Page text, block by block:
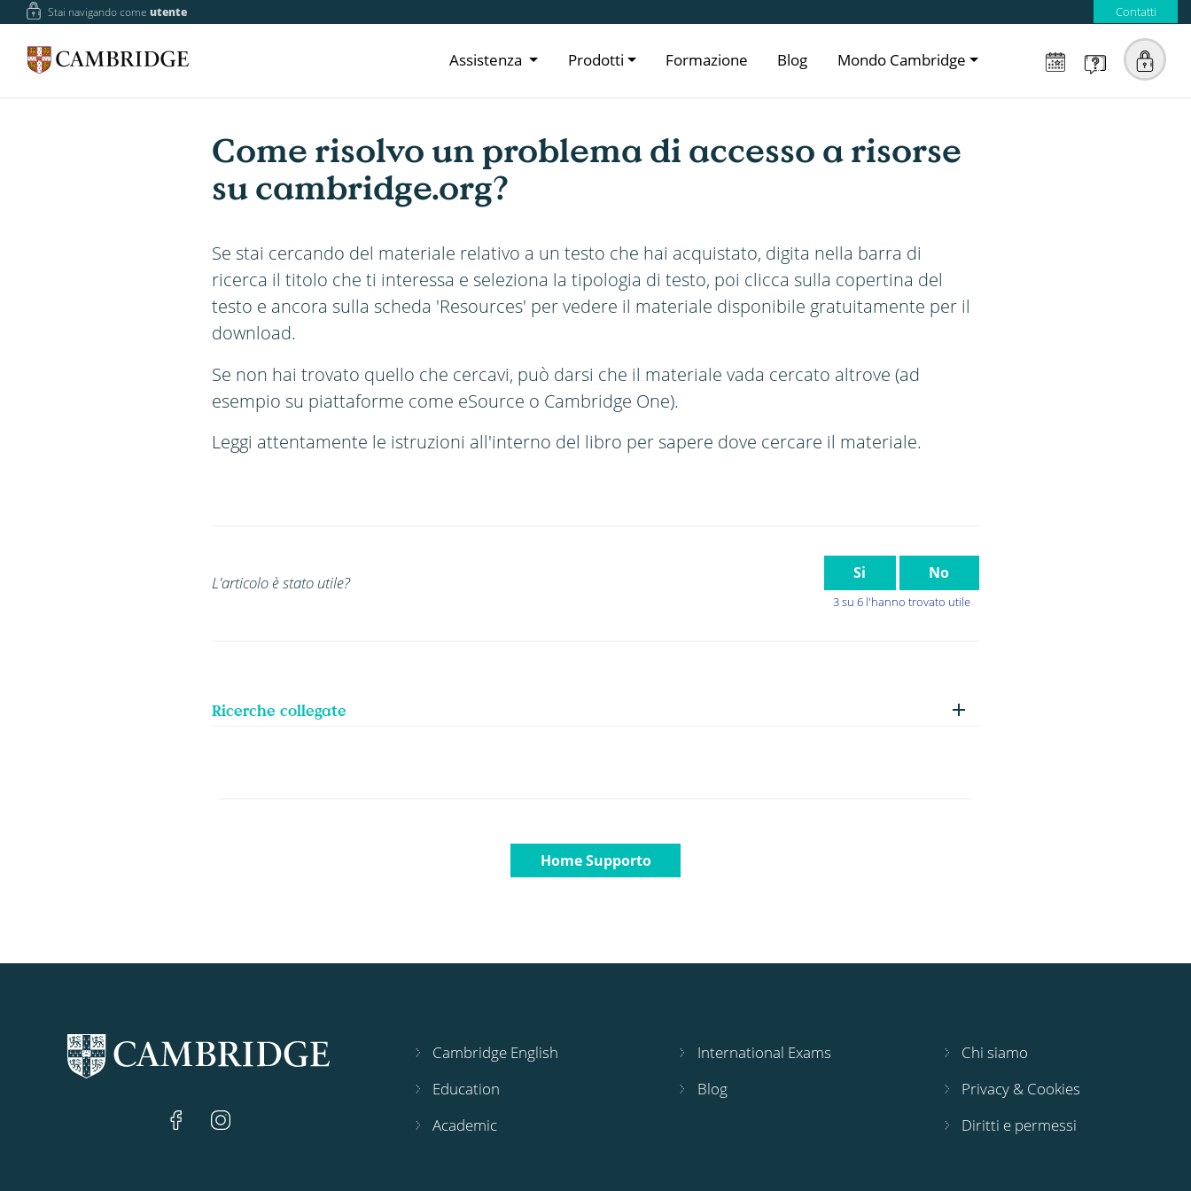
Stai navigando comeutente Contatti
Assistenza Prodotti Formazione Blog Mondo Cambridge
Come risolvo un problema di accesso a risorse
su cambridge.org?
Se stai cercando del materiale relativo a un testo che hai acquistato, digita nella barra di
ricerca il titolo che ti interessa e seleziona la tipologia di testo, poi clicca sulla copertina del
testo e ancora sulla scheda 'Resources' per vedere il materiale disponibile gratuitamente per il
download.
Se non hai trovato quello che cercavi, può darsi che il materiale vada cercato altrove (ad
esempio su piattaforme come eSource o Cambridge One).
Leggi attentamente le istruzioni all'interno del libro per sapere dove cercare il materiale.
L'articolo è stato utile? Si No
3 su 6 l'hanno trovato utile
Ricerche collegate
Home Supporto
Cambridge English
Education
Academic
International Exams
Blog
Chi siamo
Privacy & Cookies
Diritti e permessi